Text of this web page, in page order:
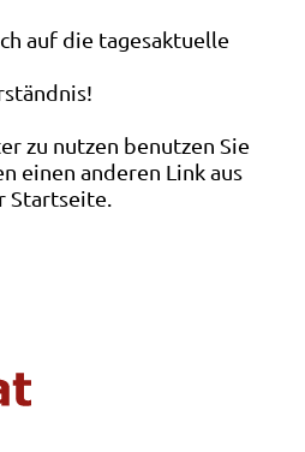
auf die tagesaktuelle
zu nutzen benutzen Sie
einen anderen Link aus
Startseite.